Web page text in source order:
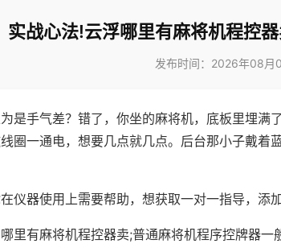
实战心法!云浮哪里有麻将机程控
发布时间：2026年08月
是手气差？错了，你坐的麻将机，底板里埋满
圈一通电，想要几点就几点。后台那小子戴着
仪器使用上需要帮助，想获取一对一指导，添
里有麻将机程控器卖;普通麻将机程序控牌器